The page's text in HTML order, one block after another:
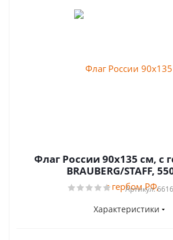
Флаг России 90х135 см, с
BRAUBERG/STAFF,
Артикул:
Характеристики